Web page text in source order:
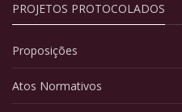
PROJETOS PROTOCOLADOS
Proposições
Atos Normativos